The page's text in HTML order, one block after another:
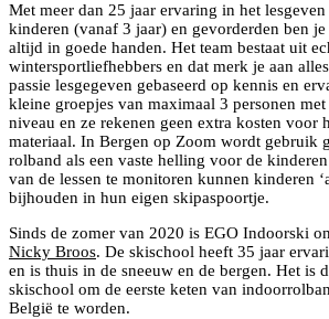
Met meer dan 25 jaar ervaring in het lesgeven
kinderen (vanaf 3 jaar) en gevorderden ben
altijd in goede handen. Het team bestaat uit
wintersportliefhebbers en dat merk je aan
passie lesgegeven gebaseerd op kennis en
kleine groepjes van maximaal 3 personen
niveau en ze rekenen geen extra kosten voor
materiaal. In Bergen op Zoom wordt gebruik
rolband als een vaste helling voor de
van de lessen te monitoren kunnen kinderen
bijhouden in hun eigen skipaspoortje.
Sinds de zomer van 2020 is EGO Indoorski
Nicky Broos. De skischool heeft 35 jaar
en is thuis in de sneeuw en de bergen. Het is
skischool om de eerste keten van
België te worden.